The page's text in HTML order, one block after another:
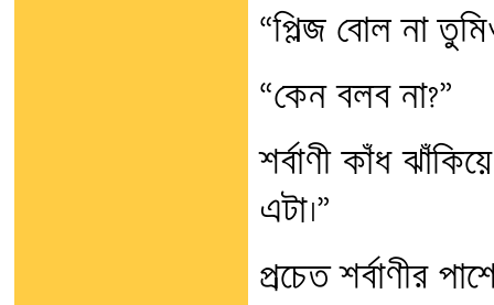
“প্লিজ বোল না
“কেন বলব না?”
শর্বাণী কাঁধ
এটা।”
প্রচেত শর্বাণীর